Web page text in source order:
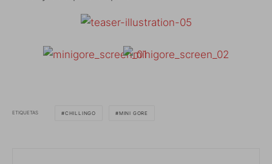
ETIQUETAS CHILLINGO MINI GORE